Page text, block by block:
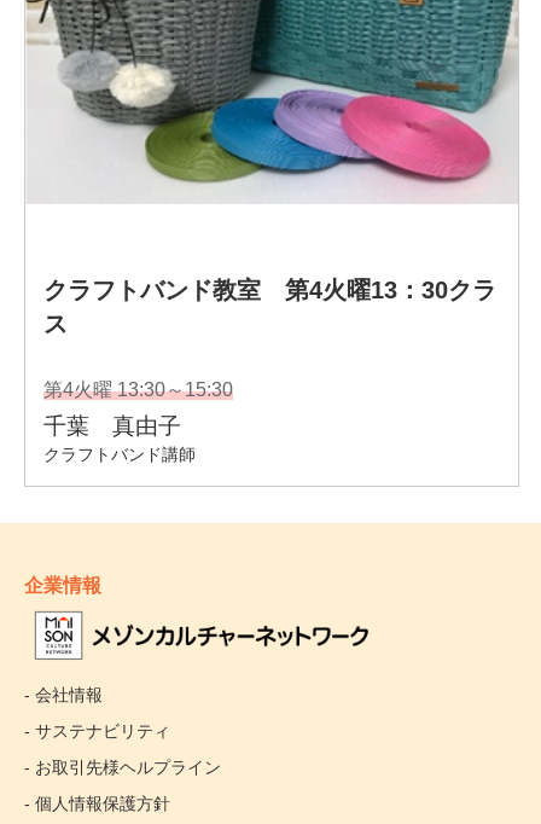
企業情報
- 会社情報
- サステナビリティ
- お取引先様ヘルプライン
- 個人情報保護方針